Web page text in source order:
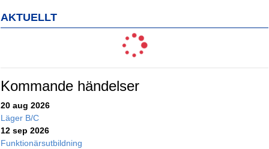
AKTUELLT
Kommande händelser
20 aug 2026
Läger B/C
12 sep 2026
Funktionärsutbildning